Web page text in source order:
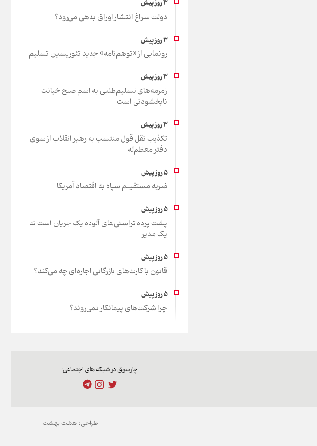
دولت سراغ انتشار اوراق بدهی می‌رود؟
رونمایی از «توهم‌نامه» جدید تئور‌یسین تسلیم
زمزمه‌های تسلیم‌طلبی به اسم صلح خیانت
نابخشودنی است
تکذیب نقل قول منتسب به رهبر انقلاب از سوی
دفتر معظم‌له
ضربه مستقیـم سپاه به اقتصاد آمر‌یکا
پشت پرده تراستی‌های آلوده یک جریان است نه
یک مدیر
قانون با کارت‌های بازرگانی اجاره‌ای چه می‌کند؟
چرا شرکت‌های پیمانکار نمی‌روند؟
چارسوق در شبکه های اجتماعی:
طراحی: هشت بهشت